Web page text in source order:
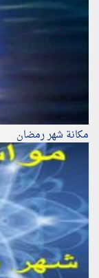
مكانة شهر رمضان